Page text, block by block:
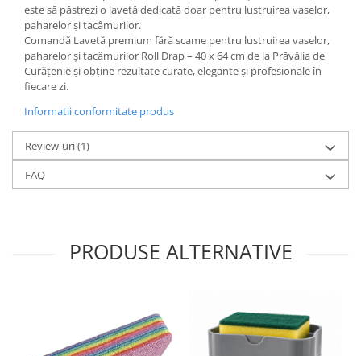
este să păstrezi o lavetă dedicată doar pentru lustruirea vaselor,
paharelor și tacâmurilor.
Comandă Lavetă premium fără scame pentru lustruirea vaselor,
paharelor și tacâmurilor Roll Drap – 40 x 64 cm de la Prăvălia de
Curățenie și obține rezultate curate, elegante și profesionale în
fiecare zi.
Informatii conformitate produs
Review-uri(1)
FAQ
PRODUSE ALTERNATIVE